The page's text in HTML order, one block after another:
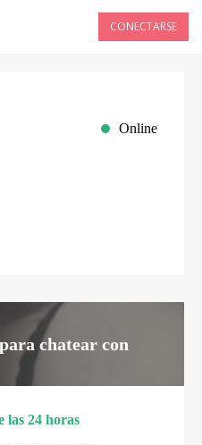
CONECTARSE
Online
chatear con
las 24 horas